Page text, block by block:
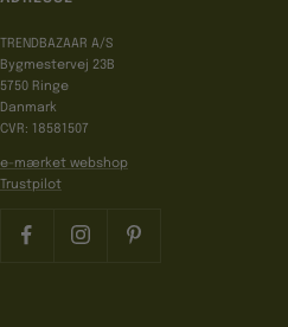
TRENDBAZAAR A/S
Bygmestervej 23B
5750 Ringe
Danmark
CVR: 18581507
e-mærket webshop
Trustpilot